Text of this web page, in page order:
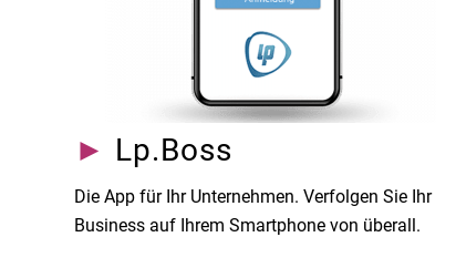
► Lp.Boss
Die App für Ihr Unternehmen. Verfolgen Sie Ihr
Business auf Ihrem Smartphone von überall.